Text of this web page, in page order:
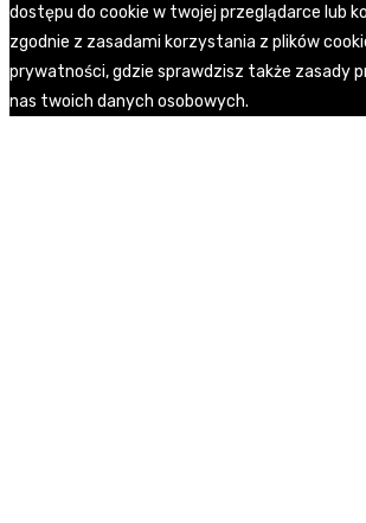
dostępu do cookie w twojej przeglądarce lub
zgodnie z zasadami korzystania z plików
prywatności, gdzie sprawdzisz także zasady
nas twoich danych osobowych.